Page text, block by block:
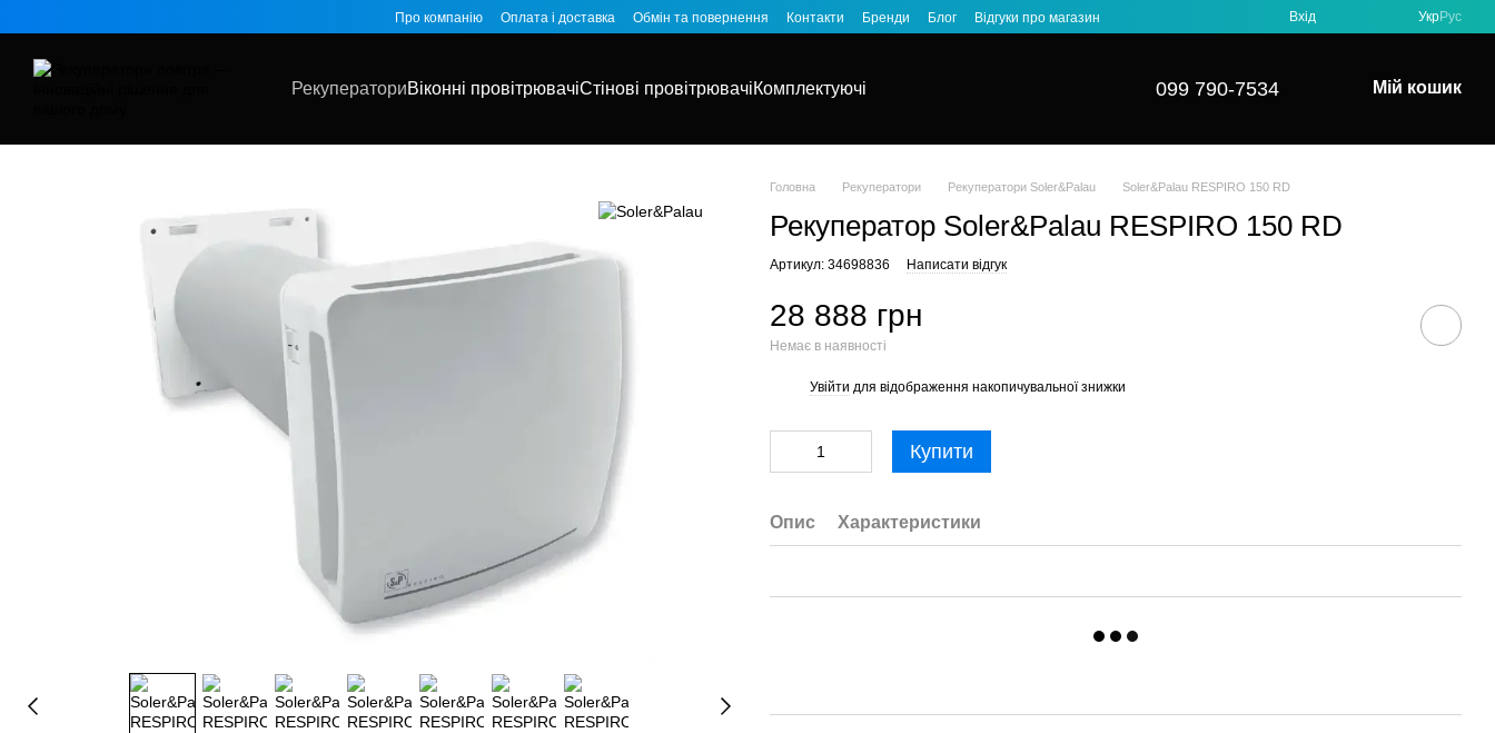
Про компанію Оплата і доставка Обмін та повернення Контакти Бренди Блог Відгуки про магазин Вхід УкрРус
РекуператориВіконні провітрювачіСтінові провітрювачіКомплектуючі 099 790-7534 Мій кошик
Головна Рекуператори Рекуператори Soler&Palau Soler&Palau RESPIRO 150 RD
Рекуператор Soler&Palau RESPIRO 150 RD
Артикул: 34698836 Написати відгук
28 888 грн
Немає в наявності
Увійти для відображення накопичувальної знижки
Купити
Опис Характеристики